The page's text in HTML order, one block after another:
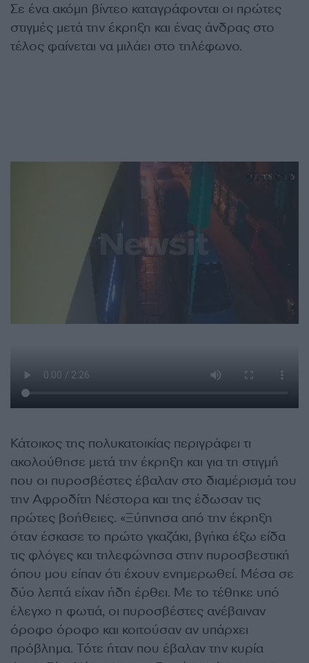
Σε ένα ακόμη βίντεο καταγράφονται οι πρώτες
στιγμές μετά την έκρηξη και ένας άνδρας στο
τέλος φαίνεται να μιλάει στο τηλέφωνο.
Κάτοικος της πολυκατοικίας περιγράφει τι
ακολούθησε μετά την έκρηξη και για τη στιγμή
που οι πυροσβέστες έβαλαν στο διαμέρισμά του
την Αφροδίτη Νέστορα και της έδωσαν τις
πρώτες βοήθειες. «Ξύπνησα από την έκρηξη
όταν έσκασε το πρώτο γκαζάκι, βγήκα έξω είδα
τις φλόγες και τηλεφώνησα στην πυροσβεστική
όπου μου είπαν ότι έχουν ενημερωθεί. Μέσα σε
δύο λεπτά είχαν ήδη έρθει. Με το τέθηκε υπό
έλεγχο η φωτιά, οι πυροσβέστες ανέβαιναν
όροφο όροφο και κοιτούσαν αν υπάρχει
πρόβλημα. Τότε ήταν που έβαλαν την κυρία